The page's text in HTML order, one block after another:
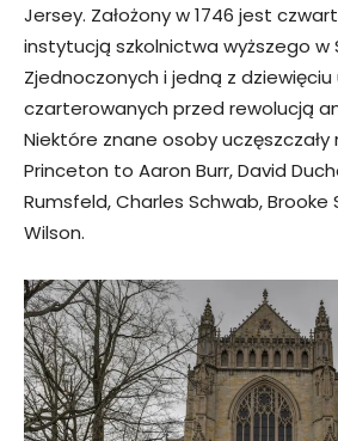
Jersey. Założony w 1746 jest
instytucją szkolnictwa wyższego w
Zjednoczonych i jedną z
czarterowanych przed rewolucją
Niektóre znane osoby
Princeton to Aaron Burr, David
Rumsfeld, Charles Schwab, Brooke
Wilson.